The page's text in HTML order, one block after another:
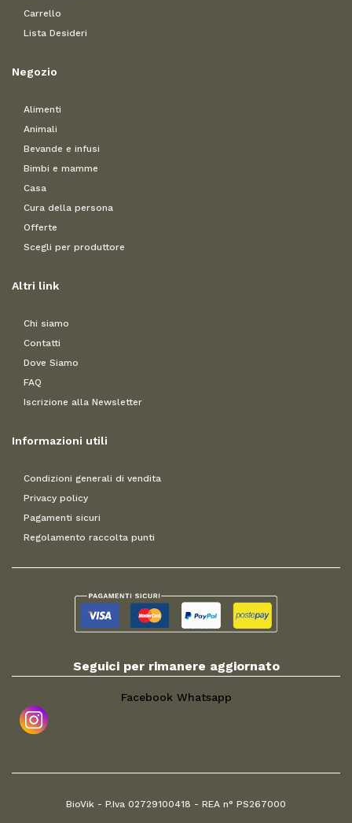
Carrello
Lista Desideri
Negozio
Alimenti
Animali
Bevande e infusi
Bimbi e mamme
Casa
Cura della persona
Offerte
Scegli per produttore
Altri link
Chi siamo
Contatti
Dove Siamo
FAQ
Iscrizione alla Newsletter
Informazioni utili
Condizioni generali di vendita
Privacy policy
Pagamenti sicuri
Regolamento raccolta punti
Seguici per rimanere aggiornato
Facebook Whatsapp
BioVik - P.Iva 02729100418 - REA n° PS267000